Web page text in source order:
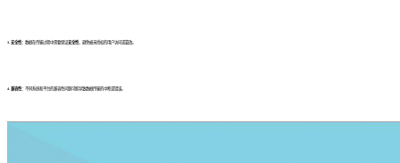
3. 安全性： 数据在传输过程中需要保证安全性 ，避免被未授权的用户访问或篡改。
4. 兼容性： 不同系统和平台的兼容性问题可能导致数据传输的中断或错误。